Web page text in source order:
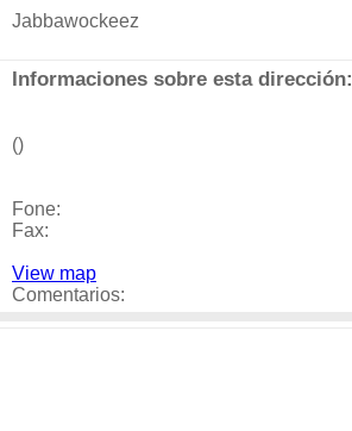
Jabbawockeez
Informaciones sobre esta dirección:
()
Fone:
Fax:
View map
Comentarios: